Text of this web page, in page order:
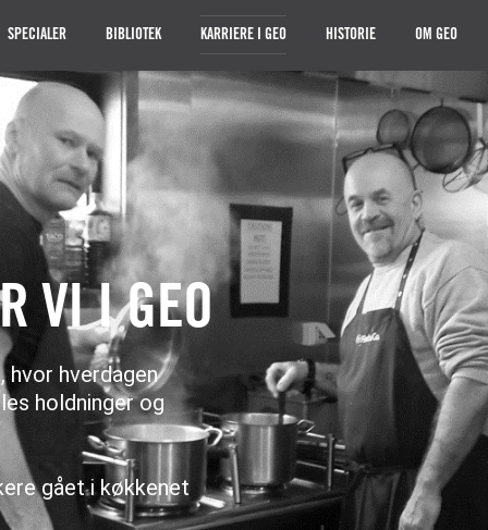
SPECIALER BIBLIOTEK KARRIERE I GEO HISTORIE OM GEO
VI I GEO
hvor hverdagen
holdninger og
gået i køkkenet